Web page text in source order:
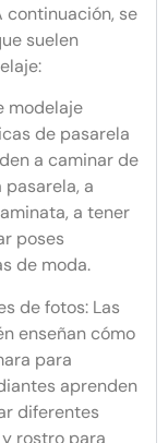
continuación, se
suelen
modelaje
de pasarela
a caminar de
a
a tener
poses
de moda.
de fotos: Las
enseñan cómo
para
aprenden
diferentes
rostro para